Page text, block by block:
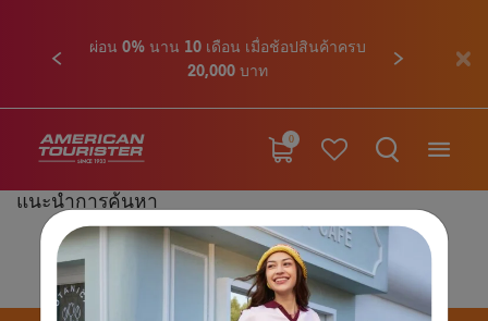
ผ่อน 0% นาน 10 เดือน เมื่อช้อปสินค้าครบ
20,000 บาท
0
แนะนำการค้นหา
ตรวจสอบตัวสะกด
เปลี่ยนแปลงคำขอร้อง
โปรดระบุเฉพาะเจาะจงให้น้อยลง